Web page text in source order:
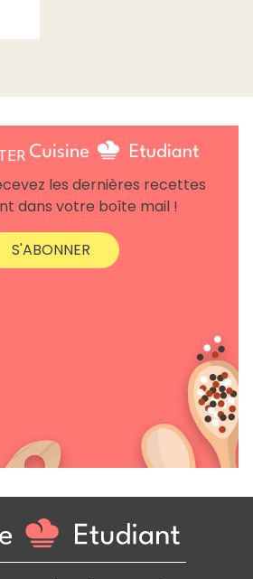
les dernières recettes
dans votre boîte mail !
S'ABONNER